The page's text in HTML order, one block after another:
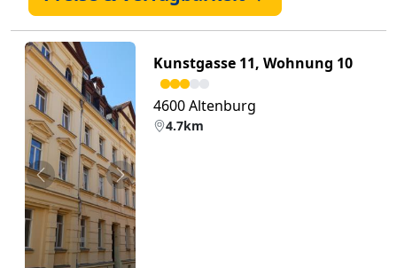
Zurück Weiter
Kunstgasse 11, Wohnung 10
4600 Altenburg
4.7km